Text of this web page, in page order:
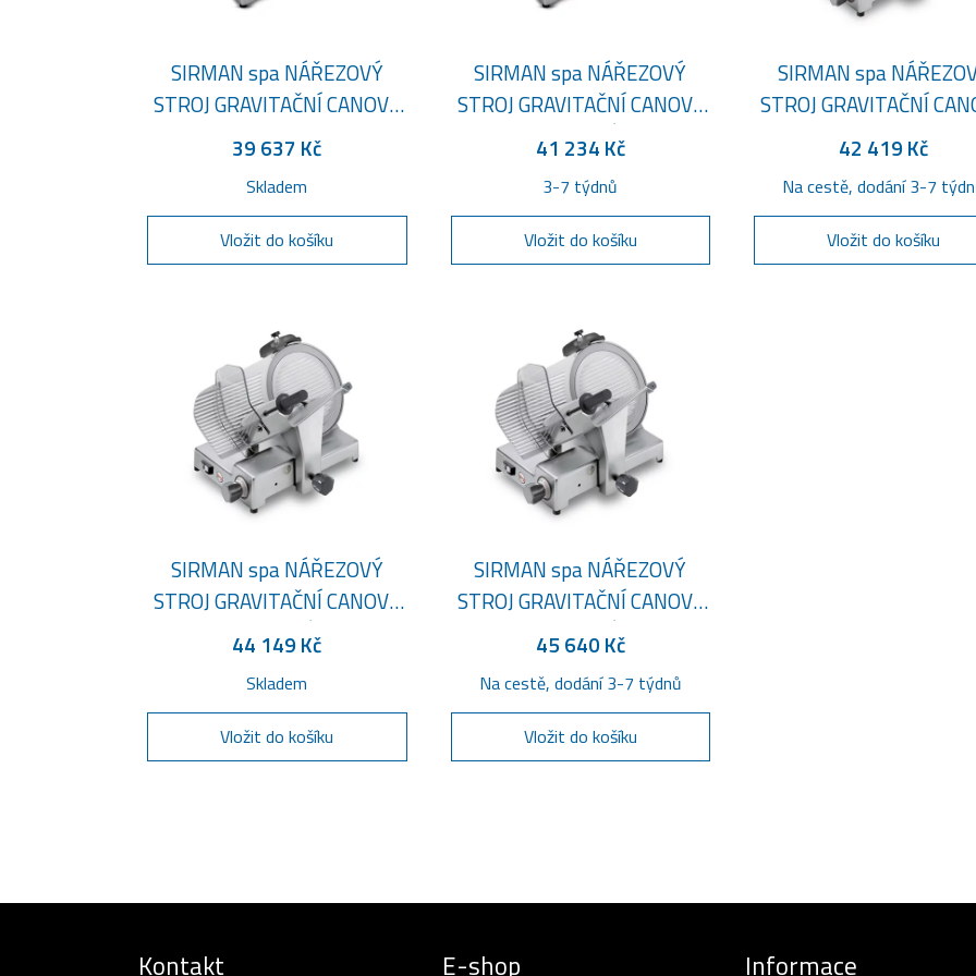
SIRMAN spa NÁŘEZOVÝ
STROJ GRAVITAČNÍ CANOVA
250
39 637 Kč
Skladem
Vložit do košíku
SIRMAN spa NÁŘEZOVÝ
STROJ GRAVITAČNÍ CANOVA
250 S TEFLONOVÝM NOŽEM
41 234 Kč
3-7 týdnů
Vložit do košíku
SIRMAN spa
STROJ GRAVITAČNÍ
275
42 419 Kč
Na cestě, dodání 3-7
Vložit do košíku
SIRMAN spa NÁŘEZOVÝ
STROJ GRAVITAČNÍ CANOVA
275 S TEFLONOVÝM NOŽEM
44 149 Kč
Skladem
Vložit do košíku
SIRMAN spa NÁŘEZOVÝ
STROJ GRAVITAČNÍ CANOVA
300 S TEFLONOVÝM NOŽEM
45 640 Kč
Na cestě, dodání 3-7 týdnů
Vložit do košíku
Kontakt E-shop Informace